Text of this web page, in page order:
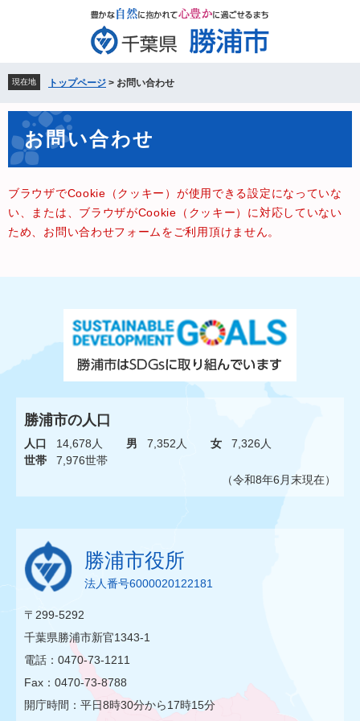
先
頭
で
を
飛
ば
本
へ
現在地 トップページ > お問い合わせ
文 お問い合わせ
ブラウザでCookie（クッキー）が使用できる設定になっていな
い、または、ブラウザがCookie（クッキー）に対応していない
ため、お問い合わせフォームをご利用頂けません。
勝浦市の人口
人口 14,678人 男 7,352人 女
7,326人
世帯
7,976世帯
（令和8年6月末現在）
勝浦市役所
法人番号6000020122181
〒299-5292
千葉県勝浦市新官1343-1
電話：0470-73-1211
Fax：0470-73-8788
開庁時間：平日8時30分から17時15分